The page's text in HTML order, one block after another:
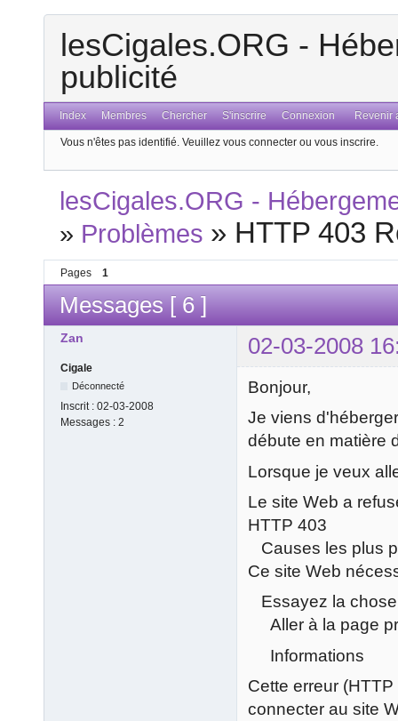
lesCigales.ORG -
publicité
Index Membres Chercher S'inscrire Connexion Revenir
Vous n'êtes pas identifié. Veuillez vous connecter ou vous inscrire.
lesCigales.ORG -
» Problèmes » HTTP 403
Pages 1
Messages [ 6 ]
Zan 02-03-2008
Cigale
Déconnecté
Inscrit : 02-03-2008
Messages : 2
Bonjour,
Je viens
débute en matière
Lorsque je veux
Le site Web a
HTTP 403
Causes les plus
Ce site Web
Essayez la
Aller à la page
Informations
Cette erreur
connecter au site